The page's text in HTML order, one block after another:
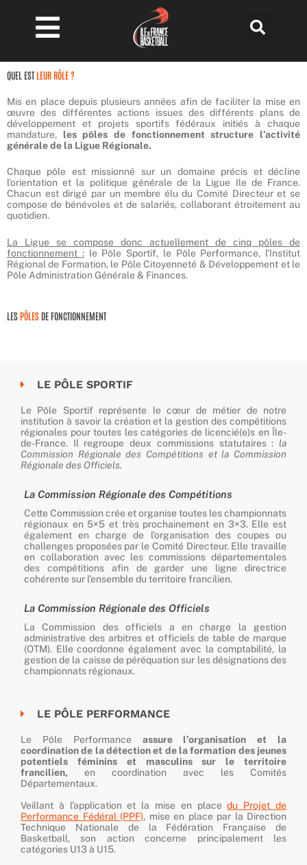
contenu
QUEL ESTLEUR RÔLE ?
Mis en place depuis plusieurs années afin de faciliter la mise en
œuvre des différentes actions issues des différents plans de
développement et projets sportifs fédéraux initiés à chaque
mandature, les pôles de fonctionnement structure l’activité
générale de la Ligue Régionale.
Chaque pôle est missionné sur un domaine précis et décline
l’orientation et la politique générale de la Ligue Ile de France.
Chacun est dirigé par un membre élu du Comité Directeur et se
compose de bénévoles et de salariés, collaborant étroitement au
quotidien.
La Ligue se compose donc actuellement de cinq pôles de
fonctionnement :le Pôle Sportif, le Pôle Performance, l’Institut
Régional de Formation, le Pôle Citoyenneté & Développement et le
Pôle Administration Générale & Finances.
LES PÔLES DE FONCTIONNEMENT
LE PÔLE SPORTIF
Le Pôle Sportif représente le cœur de métier de notre
institution à savoir la création et la gestion des compétitions
régionales pour toutes les catégories de licencié(e)s en Île-
de-France. Il regroupe deux commissions statutaires : la
Commission Régionale des Compétitions et la Commission
Régionale des Officiels.
La Commission Régionale des Compétitions
Cette Commission crée et organise toutes les championnats
régionaux en 5×5 et très prochainement en 3×3. Elle est
également en charge de l’organisation des coupes ou
challenges proposées par le Comité Directeur. Elle travaille
en collaboration avec les commissions départementales
des compétitions afin de garder une ligne directrice
cohérente sur l’ensemble du territoire francilien.
La Commission Régionale des Officiels
La Commission des officiels a en charge la gestion
administrative des arbitres et officiels de table de marque
(OTM). Elle coordonne également avec la comptabilité, la
gestion de la caisse de péréquation sur les désignations des
championnats régionaux.
LE PÔLE PERFORMANCE
Le Pôle Performance assure l’organisation et la
coordinationde la détection et de la formation des jeunes
potentiels féminins et masculins sur le territoire
francilien, en coordination avec les Comités
Départementaux.
Veillant à l’application et la mise en placedu Projet de
Performance Fédéral (PPF), mise en place par la Direction
Technique Nationale de la Fédération Française de
Basketball, son action concerne principalement les
catégories U13 à U15.